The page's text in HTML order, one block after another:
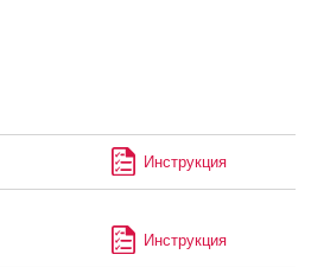
Инструкция
Инструкция